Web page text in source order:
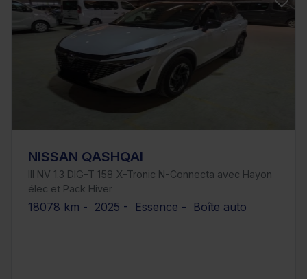
NISSAN QASHQAI
III NV 1.3 DIG-T 158 X-Tronic N-Connecta avec Hayon
élec et Pack Hiver
18078 km - 2025 - Essence - Boîte auto